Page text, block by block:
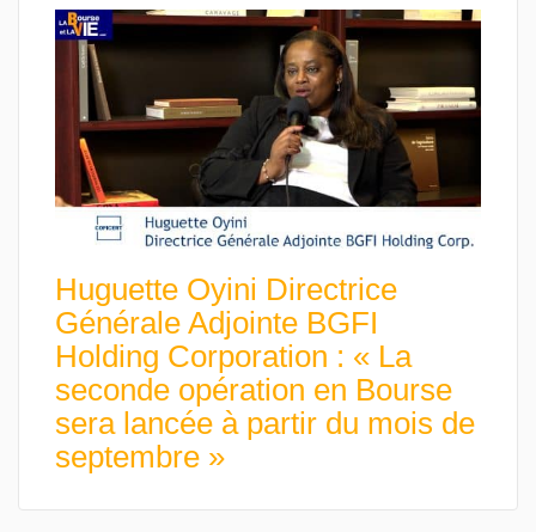
Huguette Oyini Directrice
Générale Adjointe BGFI
Holding Corporation : « La
seconde opération en Bourse
sera lancée à partir du mois de
septembre »